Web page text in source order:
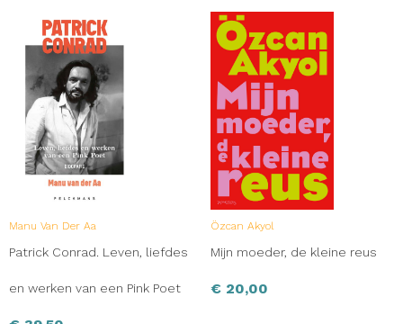
Manu Van Der Aa
Patrick Conrad. Leven, liefdes
en werken van een Pink Poet
Özcan Akyol
Mijn moeder, de kleine reus
€ 20,00